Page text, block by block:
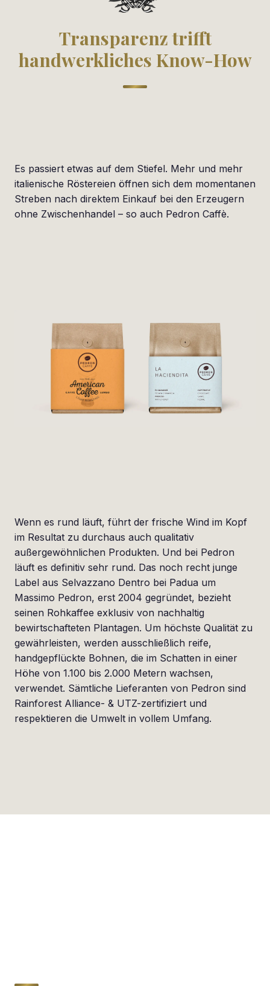
Transparenz trifft
handwerkliches Know-How
Es passiert etwas auf dem Stiefel. Mehr und mehr
italienische Röstereien öffnen sich dem momentanen
Streben nach direktem Einkauf bei den Erzeugern
ohne Zwischenhandel – so auch Pedron Caffè.
Wenn es rund läuft, führt der frische Wind im Kopf
im Resultat zu durchaus auch qualitativ
außergewöhnlichen Produkten. Und bei Pedron
läuft es definitiv sehr rund. Das noch recht junge
Label aus Selvazzano Dentro bei Padua um
Massimo Pedron, erst 2004 gegründet, bezieht
seinen Rohkaffee exklusiv von nachhaltig
bewirtschafteten Plantagen. Um höchste Qualität zu
gewährleisten, werden ausschließlich reife,
handgepflückte Bohnen, die im Schatten in einer
Höhe von 1.100 bis 2.000 Metern wachsen,
verwendet. Sämtliche Lieferanten von Pedron sind
Rainforest Alliance- & UTZ-zertifiziert und
respektieren die Umwelt in vollem Umfang.